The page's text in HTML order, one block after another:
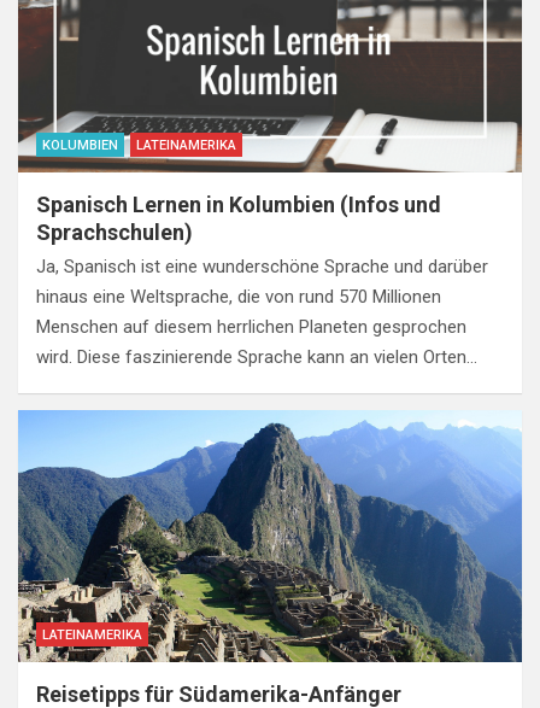
KOLUMBIEN LATEINAMERIKA
Spanisch Lernen in Kolumbien (Infos und
Sprachschulen)
Ja, Spanisch ist eine wunderschöne Sprache und darüber
hinaus eine Weltsprache, die von rund 570 Millionen
Menschen auf diesem herrlichen Planeten gesprochen
wird. Diese faszinierende Sprache kann an vielen Orten…
LATEINAMERIKA
Reisetipps für Südamerika-Anfänger